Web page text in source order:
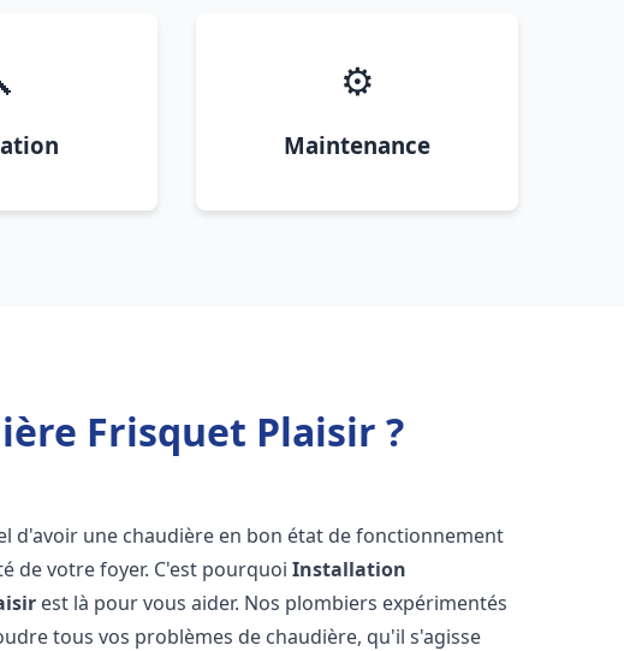
⚙️
Maintenance
Frisquet Plaisir ?
d'avoir une chaudière en bon état de fonctionnement
de votre foyer. C'est pourquoiInstallation
est là pour vous aider. Nos plombiers expérimentés
tous vos problèmes de chaudière, qu'il s'agisse